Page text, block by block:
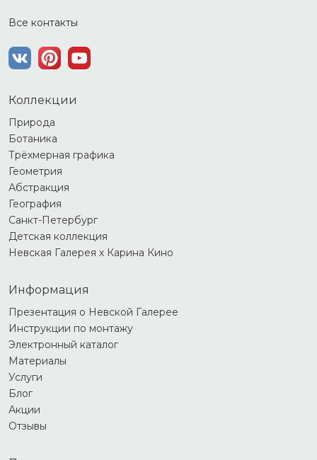
Все контакты
Коллекции
Природа
Ботаника
Трёхмерная графика
Геометрия
Абстракция
География
Санкт-Петербург
Детская коллекция
Невская Галерея х Карина Кино
Информация
Презентация о Невской Галерее
Инструкции по монтажу
Электронный каталог
Материалы
Услуги
Блог
Акции
Отзывы